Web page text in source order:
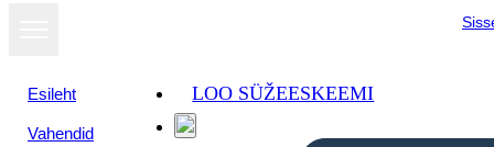
Esileht
Vahendid
LOO SÜŽEESKEEMI